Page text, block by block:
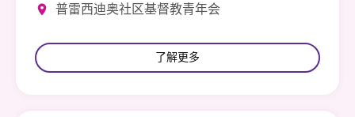
普雷西迪奥社区基督教青年会
了解更多